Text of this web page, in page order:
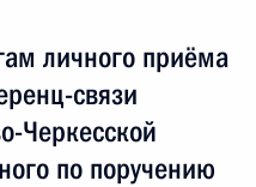
личного приёма
связи
Черкесской
по поручению